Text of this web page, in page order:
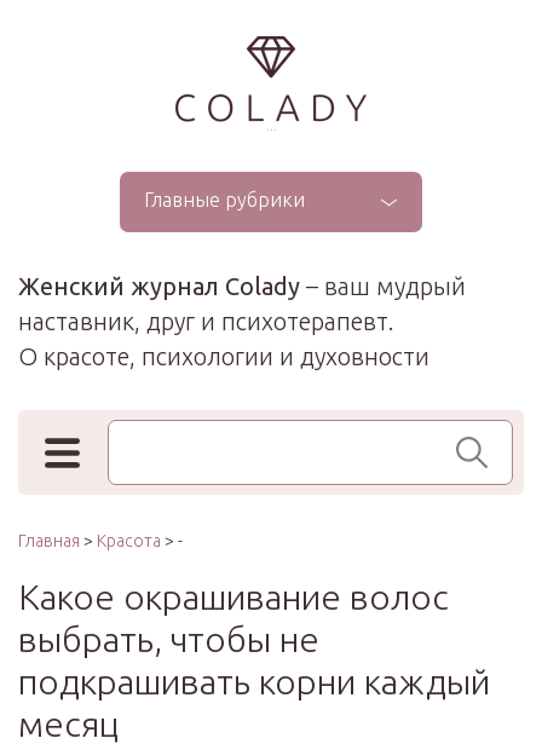
...
Главные рубрики
Женский журнал Colady – ваш мудрый
наставник, друг и психотерапевт.
О красоте, психологии и духовности
Поиск по сайту
Главная > Красота > -
Какое окрашивание волос
выбрать, чтобы не
подкрашивать корни каждый
месяц